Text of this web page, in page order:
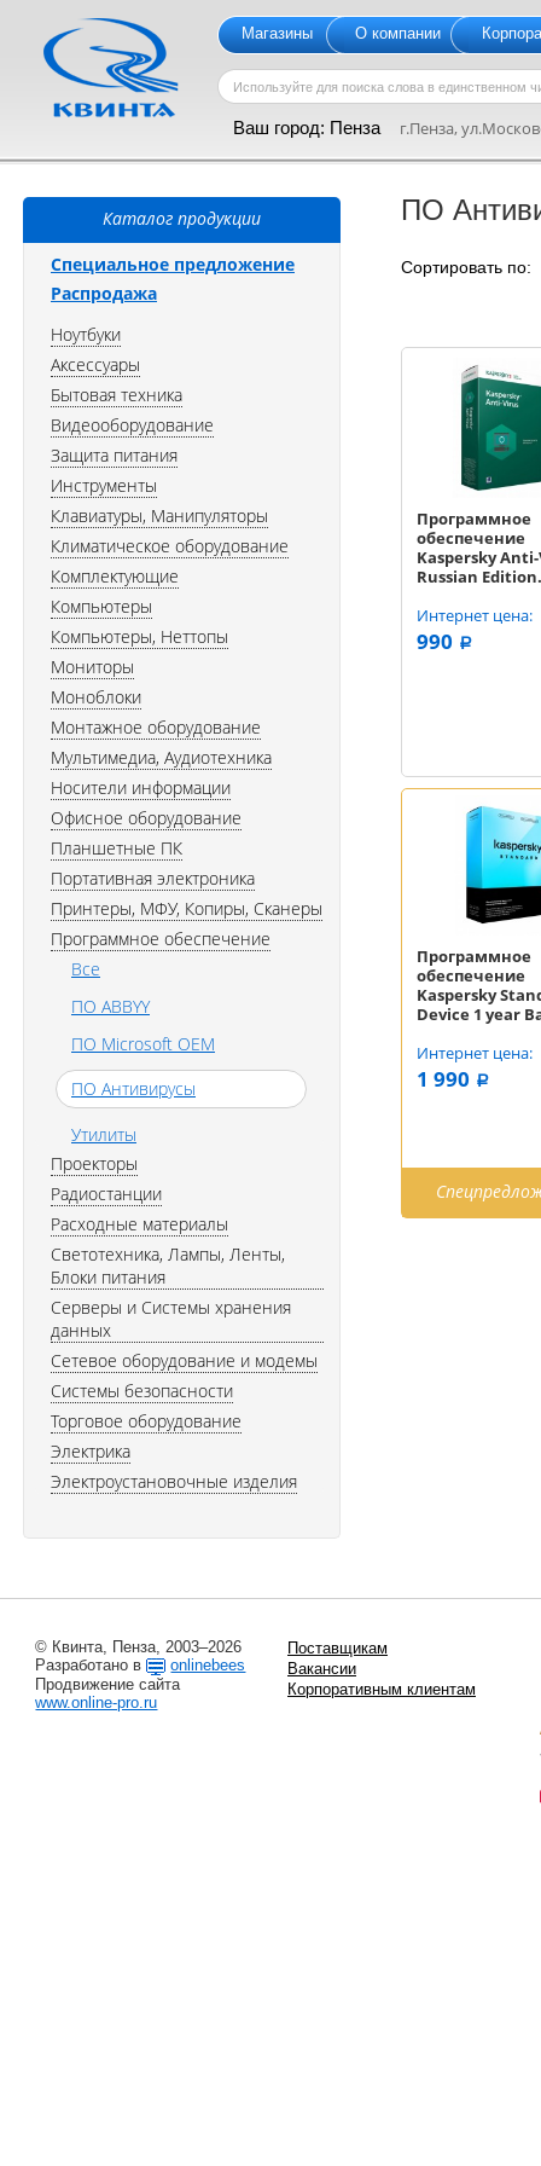
Магазины О компании
Ваш город: Пенза г.Пенза,
ПО
Сортировать
Программное
обеспечение
Kaspersky
Russian
Box
Интернет цена:
990 a
Программное
обеспечение
Kaspersky
Device 1 year
Интернет цена:
1 990 a
Каталог продукции
Специальное предложение
Распродажа
Ноутбуки
Аксессуары
Бытовая техника
Видеооборудование
Защита питания
Инструменты
Клавиатуры, Манипуляторы
Климатическое оборудование
Комплектующие
Компьютеры
Компьютеры, Неттопы
Мониторы
Моноблоки
Монтажное оборудование
Мультимедиа, Аудиотехника
Носители информации
Офисное оборудование
Планшетные ПК
Портативная электроника
Принтеры, МФУ, Копиры, Сканеры
Программное обеспечение
Все
ПО ABBYY
ПО Microsoft OEM
ПО Антивирусы
Утилиты
Проекторы
Радиостанции
Расходные материалы
Светотехника, Лампы, Ленты,
Блоки питания
Серверы и Системы хранения
данных
Сетевое оборудование и модемы
Системы безопасности
Торговое оборудование
Электрика
Электроустановочные изделия
© Квинта, Пенза, 2003–2026
Разработано в
onlinebees
Продвижение сайта
www.online-pro.ru
Поставщикам
Вакансии
Корпоративным клиентам